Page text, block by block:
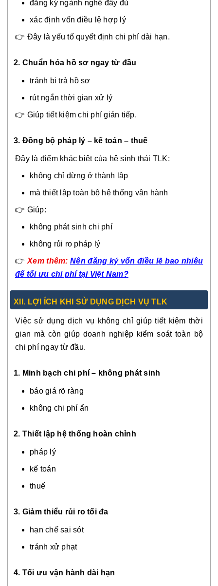
đăng ký ngành nghề đầy đủ
xác định vốn điều lệ hợp lý
👉 Đây là yếu tố quyết định chi phí dài hạn.
2. Chuẩn hóa hồ sơ ngay từ đầu
tránh bị trả hồ sơ
rút ngắn thời gian xử lý
👉 Giúp tiết kiệm chi phí gián tiếp.
3. Đồng bộ pháp lý – kế toán – thuế
Đây là điểm khác biệt của hệ sinh thái TLK:
không chỉ dừng ở thành lập
mà thiết lập toàn bộ hệ thống vận hành
👉 Giúp:
không phát sinh chi phí
không rủi ro pháp lý
👉 Xem thêm: Nên đăng ký vốn điều lệ bao nhiêu
để tối ưu chi phí tại Việt Nam?
XI I. LỢI ÍCH KHI SỬ DỤNG DỊCH VỤ TLK
Việc sử dụng dịch vụ không chỉ giúp tiết kiệm thời
gian mà còn giúp doanh nghiệp kiểm soát toàn bộ
chi phí ngay từ đầu.
1. Minh bạch chi phí – không phát sinh
báo giá rõ ràng
không chi phí ẩn
2. Thiết lập hệ thống hoàn chỉnh
pháp lý
kế toán
thuế
3. Giảm thiểu rủi ro tối đa
hạn chế sai sót
tránh xử phạt
4. Tối ưu vận hành dài hạn